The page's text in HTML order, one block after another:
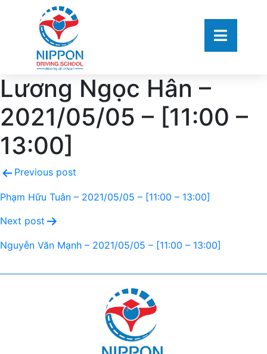
Lương Ngọc Hân –
2021/05/05 – [11:00 –
13:00]
Previous post
Phạm Hữu Tuân – 2021/05/05 – [11:00 – 13:00]
Next post
Nguyễn Văn Mạnh – 2021/05/05 – [11:00 – 13:00]